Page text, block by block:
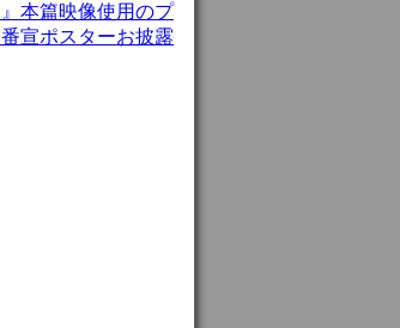
本篇映像使用のプ
宣ポスターお披露